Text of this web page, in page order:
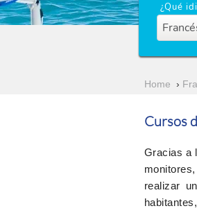
¿Qué
Home ›
Cursos
Gracias a
realizar